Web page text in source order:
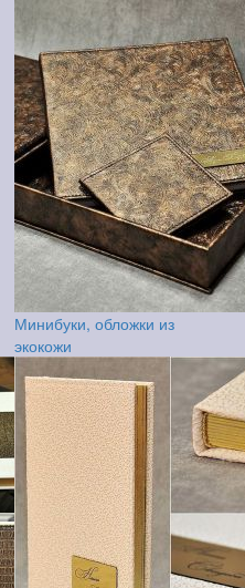
Минибуки, обложки из
экокожи